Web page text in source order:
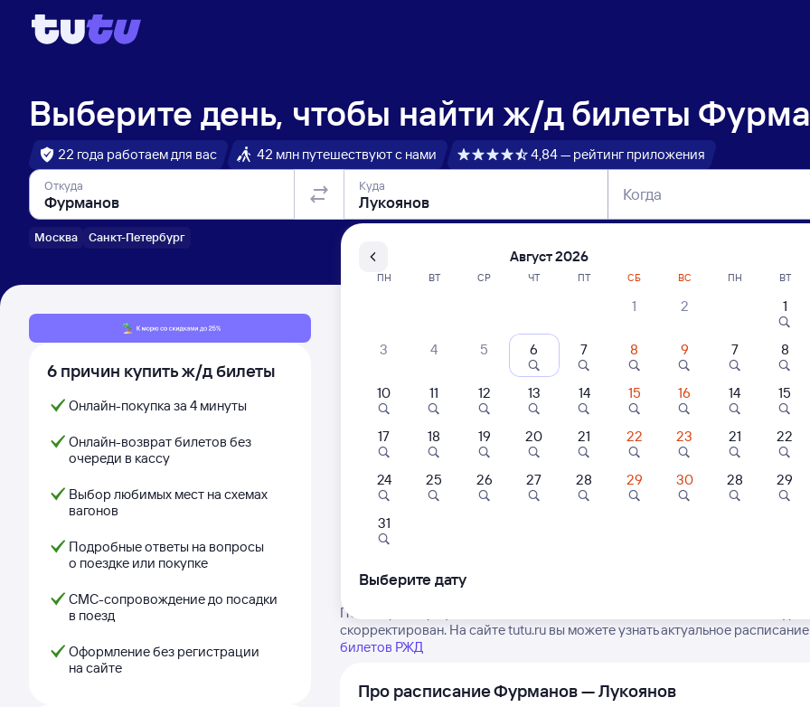
Выберите день, чтобы найти ж/д билеты
22 года работаем для вас 42 млн путешествуют с нами 4,84 — рейтинг приложения
Откуда
Москва Санкт-Петербург
Куда Когда
6 причин купить ж/д билеты
Онлайн-покупка за 4 минуты
Онлайн-возврат билетов без
очереди в кассу
Выбор любимых мест на схемах
вагонов
Подробные ответы на вопросы
о поездке или покупке
СМС-сопровождение до посадки
в поезд
Оформление без регистрации
на сайте
Расписание поездов Фурманов — Лукоянов
Нет рейсов по
Посмотрите график движения поездов дальнего следования РЖД из
скорректирован. На сайте tutu.ru вы можете узнать актуальное
билетов РЖД
Про расписание Фурманов — Лукоянов
Август 2026
ПН ВТ СР ЧТ ПТ СБ ВС
1 2
3 4 5 6 7 8 9
10 11 12 13 14 15 16
17 18 19 20 21 22 23
24 25 26 27 28 29 30
31
ПН ВТ
1
7 8
14 15
21 22
28 29
Выберите дату